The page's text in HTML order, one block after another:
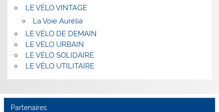
LE VÉLO VINTAGE
La Voie Aurélia
LE VÉLO DE DEMAIN
LE VÉLO URBAIN
LE VÉLO SOLIDAIRE
LE VÉLO UTILITAIRE
Partenaires